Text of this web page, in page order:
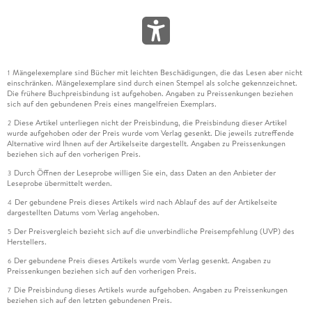
genial zur Geschichte und ich war immer wieder überrascht,
welche Wendungen in dieser Geschichte zu finden sind,
1 Mängelexemplare sind Bücher mit leichten Beschädigungen, die das Lesen aber nicht
einschränken. Mängelexemplare sind durch einen Stempel als solche gekennzeichnet.
Die frühere Buchpreisbindung ist aufgehoben. Angaben zu Preissenkungen beziehen
sich auf den gebundenen Preis eines mangelfreien Exemplars.
2 Diese Artikel unterliegen nicht der Preisbindung, die Preisbindung dieser Artikel
wurde aufgehoben oder der Preis wurde vom Verlag gesenkt. Die jeweils zutreffende
Alternative wird Ihnen auf der Artikelseite dargestellt. Angaben zu Preissenkungen
beziehen sich auf den vorherigen Preis.
3 Durch Öffnen der Leseprobe willigen Sie ein, dass Daten an den Anbieter der
Leseprobe übermittelt werden.
4 Der gebundene Preis dieses Artikels wird nach Ablauf des auf der Artikelseite
dargestellten Datums vom Verlag angehoben.
5 Der Preisvergleich bezieht sich auf die unverbindliche Preisempfehlung (UVP) des
Herstellers.
6 Der gebundene Preis dieses Artikels wurde vom Verlag gesenkt. Angaben zu
Preissenkungen beziehen sich auf den vorherigen Preis.
7 Die Preisbindung dieses Artikels wurde aufgehoben. Angaben zu Preissenkungen
beziehen sich auf den letzten gebundenen Preis.